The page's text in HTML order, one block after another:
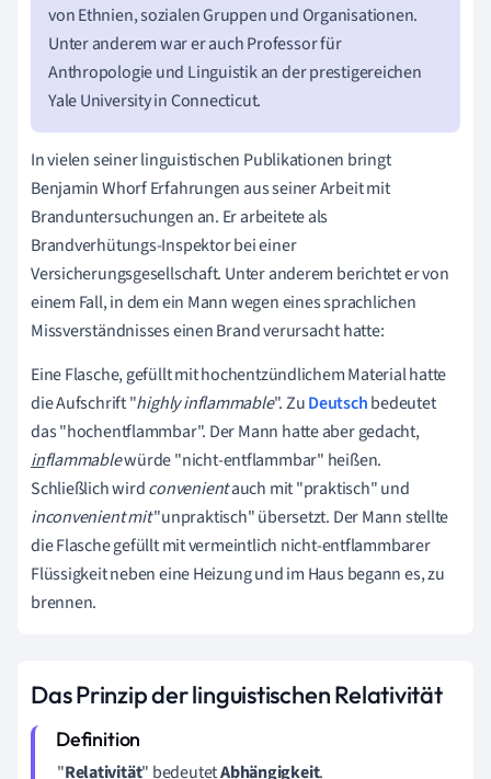
von Ethnien, sozialen Gruppen und Organisationen.
Unter anderem war er auch Professor für
Anthropologie und Linguistik an der prestigereichen
Yale University in Connecticut.
In vielen seiner linguistischen Publikationen bringt
Benjamin Whorf Erfahrungen aus seiner Arbeit mit
Branduntersuchungen an. Er arbeitete als
Brandverhütungs-Inspektor bei einer
Versicherungsgesellschaft. Unter anderem berichtet er von
einem Fall, in dem ein Mann wegen eines sprachlichen
Missverständnisses einen Brand verursacht hatte:
Eine Flasche, gefüllt mit hochentzündlichem Material hatte
die Aufschrift "highly inflammable". ZuDeutschbedeutet
das "hochentflammbar". Der Mann hatte aber gedacht,
inflammablewürde "nicht-entflammbar" heißen.
Schließlich wirdconvenientauch mit "praktisch" und
inconvenient mit"unpraktisch" übersetzt. Der Mann stellte
die Flasche gefüllt mit vermeintlich nicht-entflammbarer
Flüssigkeit neben eine Heizung und im Haus begann es, zu
brennen.
Das Prinzip der linguistischen Relativität
"Relativität" bedeutetAbhängigkeit.